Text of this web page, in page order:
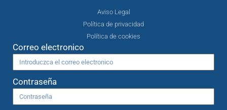
Aviso Legal
Política de privacidad
Política de cookies
Correo electronico
Contraseña